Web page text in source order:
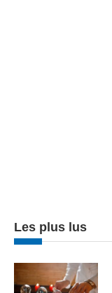
Les plus lus